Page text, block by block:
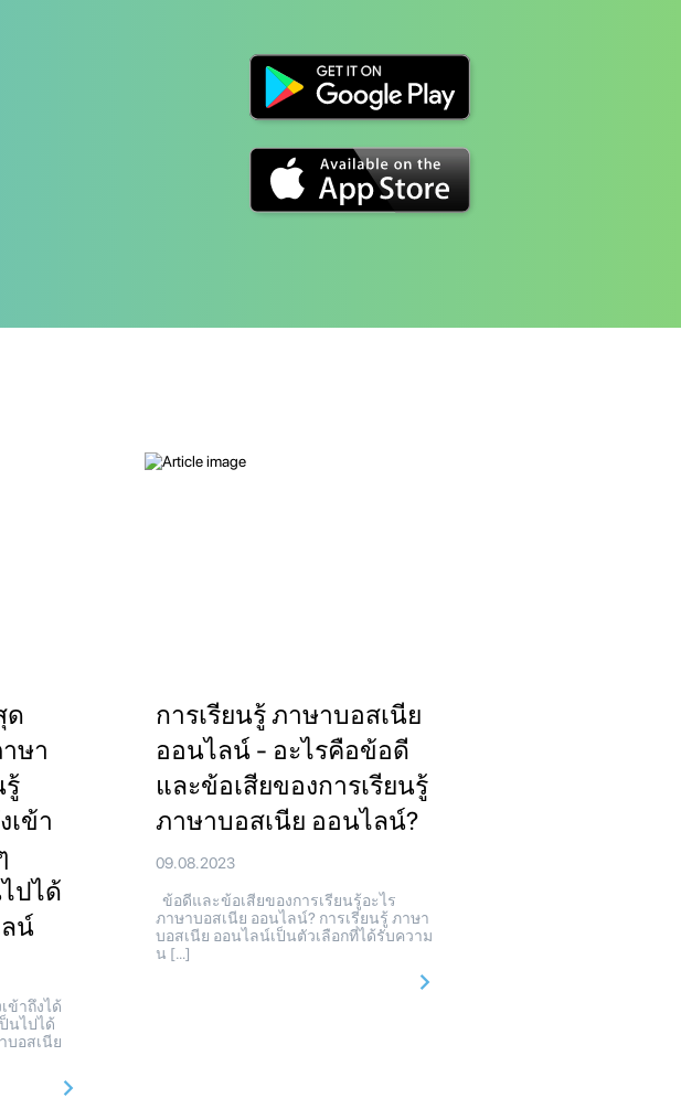
ด
ษา
รู้
เข้า
ปได้
น์
ข้าถึงได้
นไปได้
บอสเนีย
การเรียนรู้ ภาษาบอสเนีย
ออนไลน์ - อะไรคือข้อดี
และข้อเสียของการเรียนรู้
ภาษาบอสเนีย ออนไลน์?
09.08.2023
ข้อดีและข้อเสียของการเรียนรู้อะไร
ภาษาบอสเนีย ออนไลน์? การเรียนรู้ ภาษา
บอสเนีย ออนไลน์เป็นตัวเลือกที่ได้รับความ
น […]